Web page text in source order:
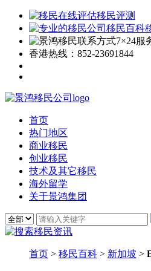
移民评测
7×24服
香港热线： 852-23691844
首页
热门地区
商业移民
创业移民
技术及其它移民
海外留学
关于景鸿集团
首页 > 移民百科 > 新加坡 >